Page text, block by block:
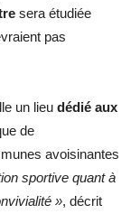
sera étudiée
pas
un lieu dédié aux
de
avoisinantes
sportive quant à
», décrit